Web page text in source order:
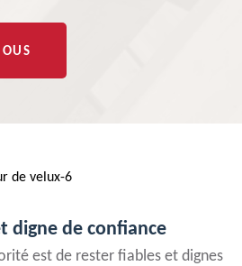
digne de confiance
est de rester fiables et dignes